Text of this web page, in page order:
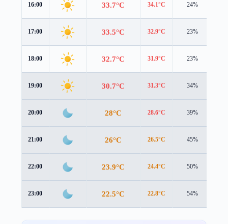
16:00 33.7°C 34.1°C 24%
17:00 33.5°C 32.9°C 23%
18:00 32.7°C 31.9°C 23%
19:00 30.7°C 31.3°C 34%
20:00 28°C 28.6°C 39%
21:00 26°C 26.5°C 45%
22:00 23.9°C 24.4°C 50%
23:00 22.5°C 22.8°C 54%